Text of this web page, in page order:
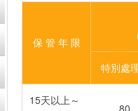
保 管 年 限
特別處
15天以上～
80